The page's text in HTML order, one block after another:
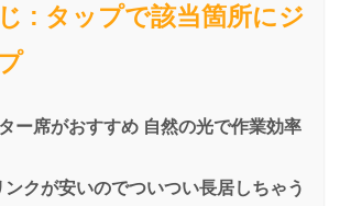
: タップで該当箇所にジ
ー席がおすすめ 自然の光で作業効率
ンクが安いのでついつい長居しちゃう